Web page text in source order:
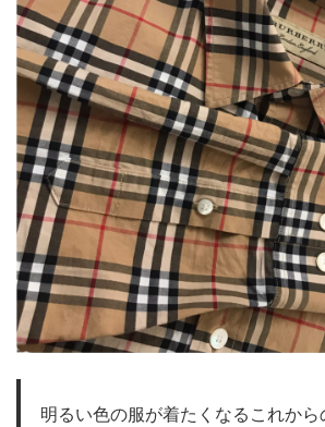
明るい色の服が着たくなるこれか